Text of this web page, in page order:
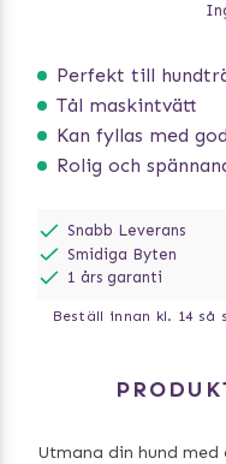
Perfekt till
Tål maskintvätt
Kan fyllas med
Rolig och
Snabb Leverans
Smidiga Byten
1 års garanti
Beställ innan kl. 14 så
Utmana din hund